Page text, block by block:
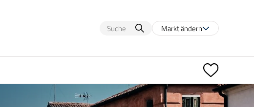
Markt ändern